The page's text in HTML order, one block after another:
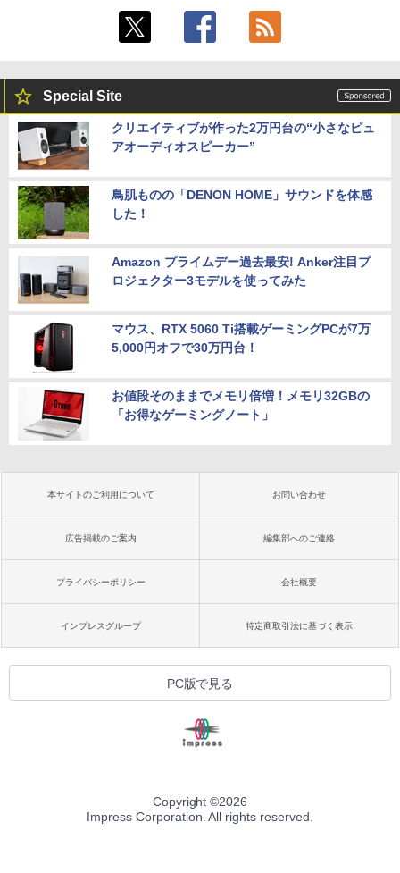
Special Site
クリエイティブが作った2万円台の“小さなピュ
アオーディオスピーカー”
鳥肌ものの「DENON HOME」サウンドを体感
した！
Amazon プライムデー過去最安! Anker注目プ
ロジェクター3モデルを使ってみた
マウス、RTX 5060 Ti搭載ゲーミングPCが7万
5,000円オフで30万円台！
お値段そのままでメモリ倍増！メモリ32GBの
「お得なゲーミングノート」
本サイトのご利用について お問い合わせ
広告掲載のご案内 編集部へのご連絡
プライバシーポリシー 会社概要
インプレスグループ 特定商取引法に基づく表示
PC版で見る
Copyright ©2026
Impress Corporation. All rights reserved.